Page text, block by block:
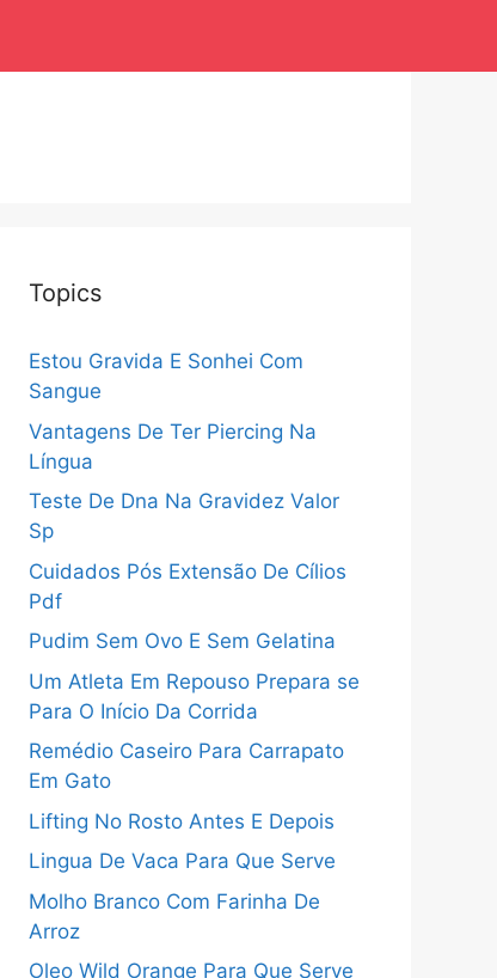
Topics
Estou Gravida E Sonhei Com
Sangue
Vantagens De Ter Piercing Na
Língua
Teste De Dna Na Gravidez Valor
Sp
Cuidados Pós Extensão De Cílios
Pdf
Pudim Sem Ovo E Sem Gelatina
Um Atleta Em Repouso Prepara se
Para O Início Da Corrida
Remédio Caseiro Para Carrapato
Em Gato
Lifting No Rosto Antes E Depois
Lingua De Vaca Para Que Serve
Molho Branco Com Farinha De
Arroz
Oleo Wild Orange Para Que Serve